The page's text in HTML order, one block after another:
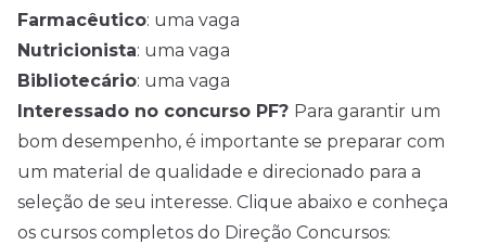
Farmacêutico: uma vaga
Nutricionista: uma vaga
Bibliotecário: uma vaga
Interessado no concurso PF? Para garantir um
bom desempenho, é importante se preparar com
um material de qualidade e direcionado para a
seleção de seu interesse. Clique abaixo e conheça
os cursos completos do Direção Concursos: